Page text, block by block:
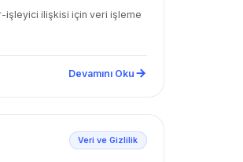
işleyici ilişkisi için veri işleme
Devamını Oku
Veri ve Gizlilik